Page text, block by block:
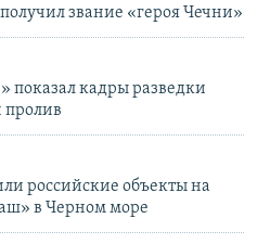
звание «героя Чечни»
показал кадры разведки
пролив
российские объекты на
в Черном море